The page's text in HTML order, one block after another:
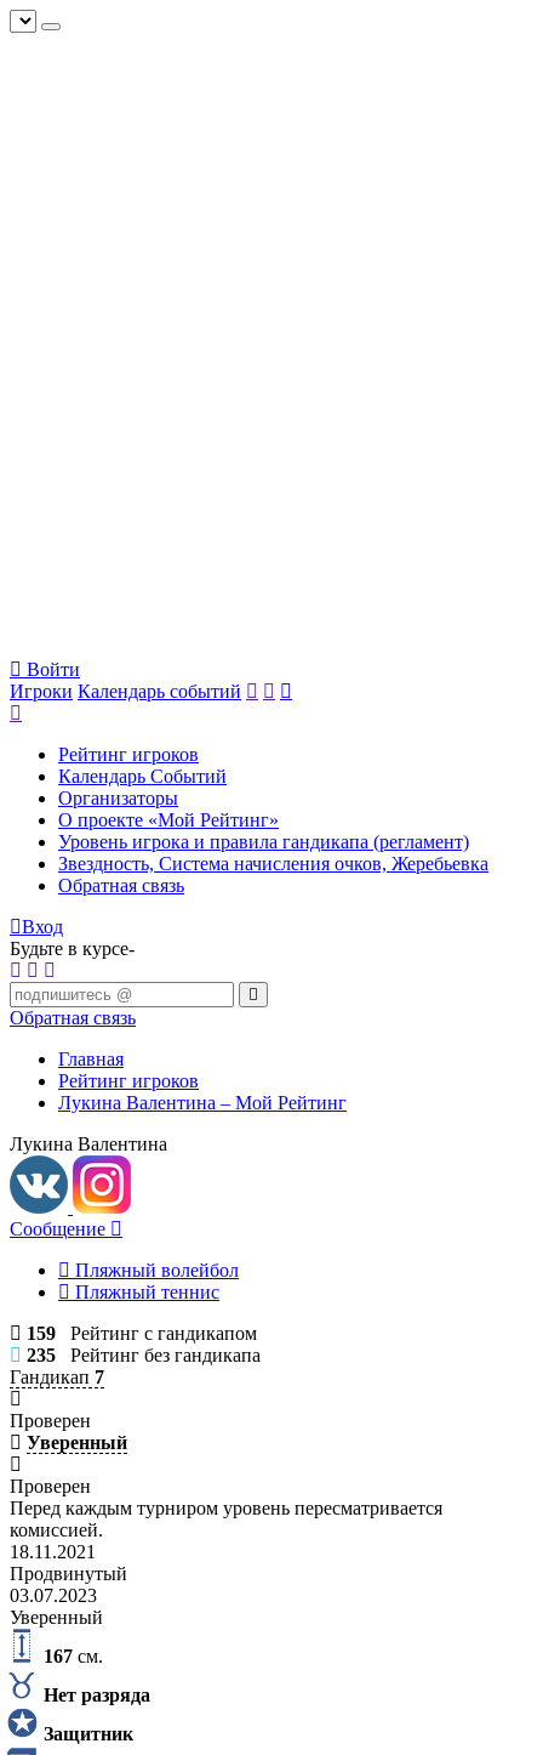
Войти
Игроки Календарь событий
Рейтинг игроков
Календарь Событий
Организаторы
О проекте «Мой Рейтинг»
Уровень игрока и правила гандикапа (регламент)
Звездность, Система начисления очков, Жеребьевка
Обратная связь
Вход
Будьте в курсе-
Обратная связь
Главная
Рейтинг игроков
Лукина Валентина – Мой Рейтинг
Лукина Валентина
Сообщение
Пляжный волейбол
Пляжный теннис
159 Рейтинг с гандикапом
235 Рейтинг без гандикапа
Гандикап 7
Проверен
Уверенный
Проверен
Перед каждым турниром уровень пересматривается
комиссией.
18.11.2021
Продвинутый
03.07.2023
Уверенный
167 см.
Нет разряда
Защитник